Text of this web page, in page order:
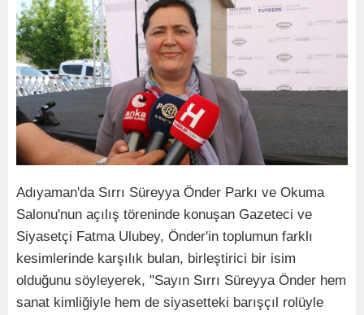
Adıyaman'da Sırrı Süreyya Önder Parkı ve Okuma
Salonu'nun açılış töreninde konuşan Gazeteci ve
Siyasetçi Fatma Ulubey, Önder'in toplumun farklı
kesimlerinde karşılık bulan, birleştirici bir isim
olduğunu söyleyerek, "Sayın Sırrı Süreyya Önder hem
sanat kimliğiyle hem de siyasetteki barışçıl rolüyle